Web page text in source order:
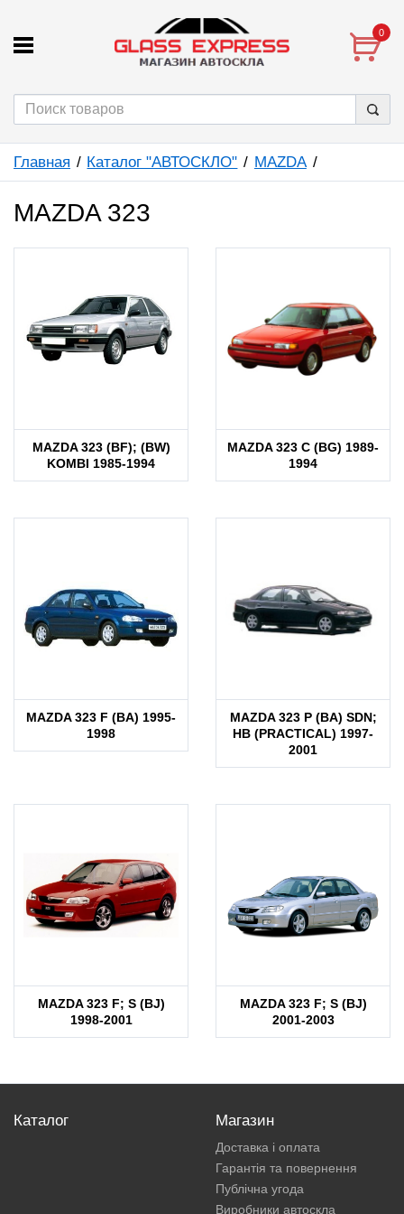
0
Главная Каталог "АВТОСКЛО" MAZDA
MAZDA 323
MAZDA 323 (BF); (BW)
KOMBI 1985-1994
MAZDA 323 C (BG) 1989-
1994
MAZDA 323 F (BA) 1995-
1998
MAZDA 323 P (BA) SDN;
HB (PRACTICAL) 1997-
2001
MAZDA 323 F; S (BJ)
1998-2001
MAZDA 323 F; S (BJ)
2001-2003
Каталог Магазин
Доставка і оплата
Гарантія та повернення
Публічна угода
Виробники автоскла